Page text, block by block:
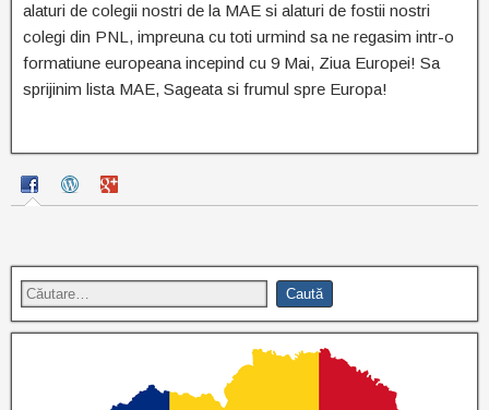
alaturi de colegii nostri de la MAE si alaturi de fostii nostri
colegi din PNL, impreuna cu toti urmind sa ne regasim intr-o
formatiune europeana incepind cu 9 Mai, Ziua Europei! Sa
sprijinim lista MAE, Sageata si frumul spre Europa!